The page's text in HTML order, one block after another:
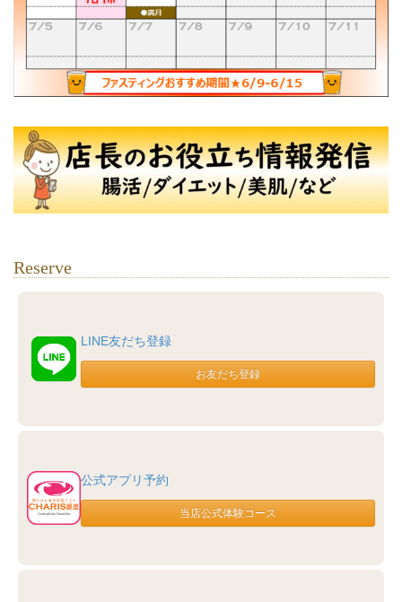
Reserve
LINE友だち登録
公式アプリ予約